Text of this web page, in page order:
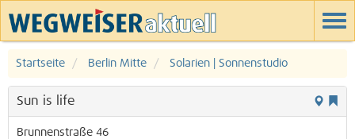
Startseite Berlin Mitte Solarien | Sonnenstudio
Sun is life
Brunnenstraße 46